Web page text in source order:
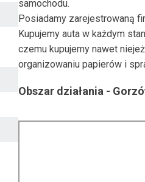
samochodu.
Posiadamy zarejestrowaną
Kupujemy auta w każdym
czemu kupujemy nawet
organizowaniu papierów i
Obszar działania -